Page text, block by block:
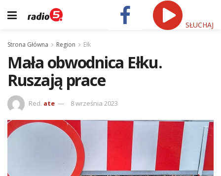
SŁUCHAJ
Strona Główna Region Ełk
Mała obwodnica Ełku.
Ruszają prace
Red. ate 8 września 2023